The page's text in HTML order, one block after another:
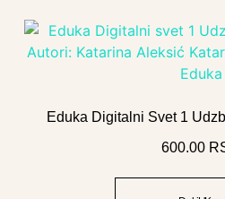
Eduka Digitalni Svet 1
600.00